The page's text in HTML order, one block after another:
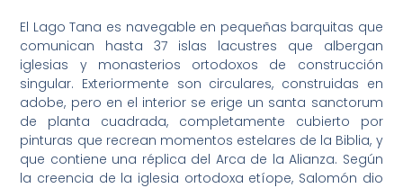
El Lago Tana es navegable en pequeñas barquitas que
comunican hasta 37 islas lacustres que albergan
iglesias y monasterios ortodoxos de construcción
singular. Exteriormente son circulares, construidas en
adobe, pero en el interior se erige un santa sanctorum
de planta cuadrada, completamente cubierto por
pinturas que recrean momentos estelares de la Biblia, y
que contiene una réplica del Arca de la Alianza. Según
la creencia de la iglesia ortodoxa etíope, Salomón dio